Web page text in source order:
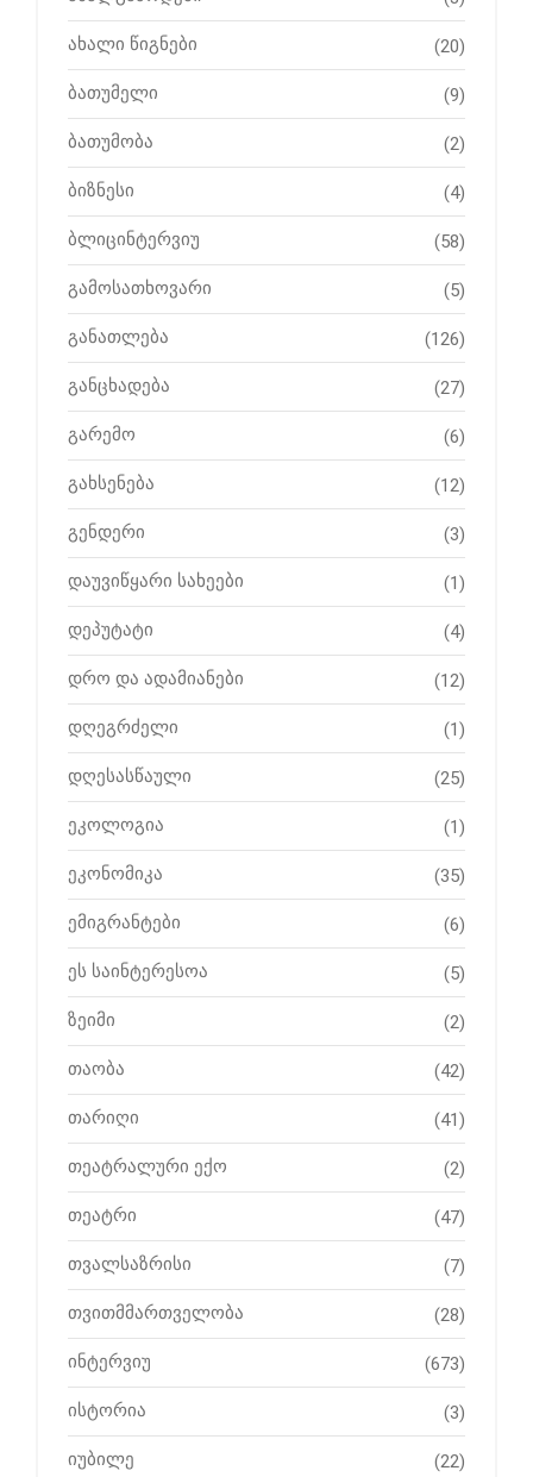
ახალი წიგნები (20)
ბათუმელი (9)
ბათუმობა (2)
ბიზნესი (4)
ბლიცინტერვიუ (58)
გამოსათხოვარი (5)
განათლება (126)
განცხადება (27)
გარემო (6)
გახსენება (12)
გენდერი (3)
დაუვიწყარი სახეები (1)
დეპუტატი (4)
დრო და ადამიანები (12)
დღეგრძელი (1)
დღესასწაული (25)
ეკოლოგია (1)
ეკონომიკა (35)
ემიგრანტები (6)
ეს საინტერესოა (5)
ზეიმი (2)
თაობა (42)
თარიღი (41)
თეატრალური ექო (2)
თეატრი (47)
თვალსაზრისი (7)
თვითმმართველობა (28)
ინტერვიუ (673)
ისტორია (3)
იუბილე (22)